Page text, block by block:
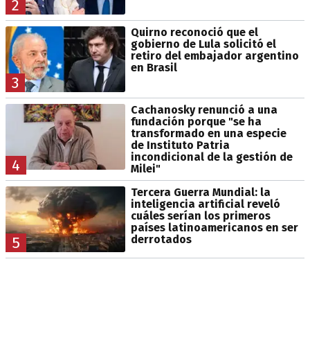
2
3
Quirno reconoció que el
gobierno de Lula solicitó el
retiro del embajador argentino
en Brasil
4
Cachanosky renunció a una
fundación porque "se ha
transformado en una especie
de Instituto Patria
incondicional de la gestión de
Milei"
5
Tercera Guerra Mundial: la
inteligencia artificial reveló
cuáles serían los primeros
países latinoamericanos en ser
derrotados